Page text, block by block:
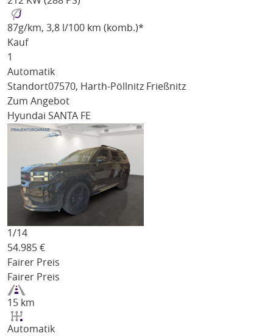
87g/km, 3,8 l/100 km (komb.)*
Kauf
1
Automatik
Standort07570, Harth-Pöllnitz Frießnitz
Zum Angebot
Hyundai SANTA FE
1/14
54.985 €
Fairer Preis
Fairer Preis
15 km
Automatik